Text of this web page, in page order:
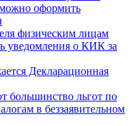
оформить
физическим лицам
уведомления о КИК за
Декларационная
большинство льгот по
в беззаявительном